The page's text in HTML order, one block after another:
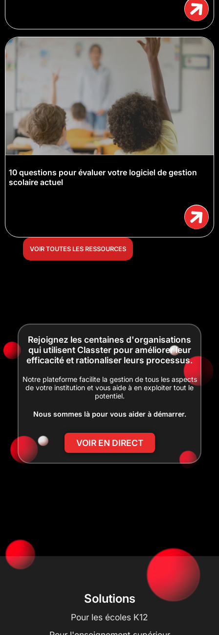
10 questions pour évaluer votre logiciel de gestion
scolaire actuel
VOIR TOUTES LES RESSOURCES
Rejoignez les centaines d'organisations
qui utilisent Classter pour améliorer leur
efficacité et rationaliser leurs processus.
Notre plateforme facilite la gestion de tous les aspects
de votre institution et vous aide à en exploiter tout le
potentiel.
Nous sommes là pour vous aider à démarrer.
VOIR EN DIRECT
Solutions
Pour les écoles K12